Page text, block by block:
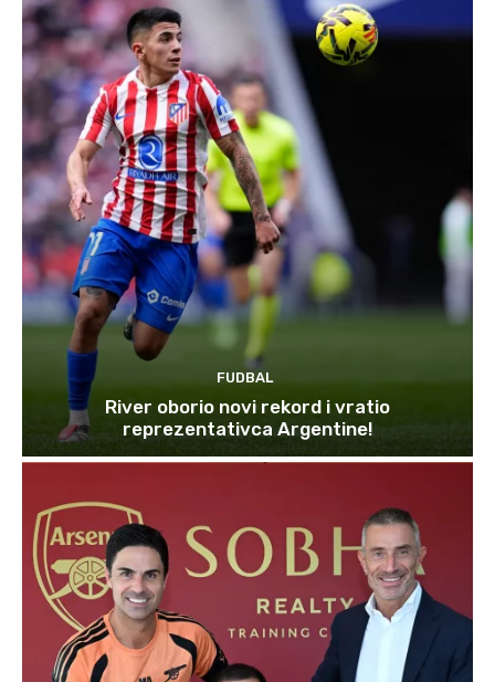
FUDBAL
River oborio novi rekord i vratio
reprezentativca Argentine!